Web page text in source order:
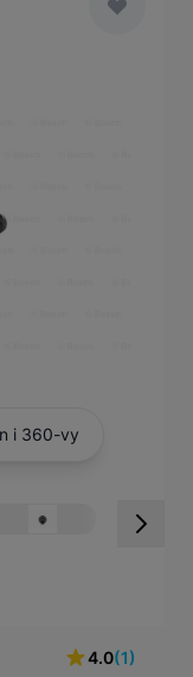
i 360-vy
image
View larger
4.0(1)